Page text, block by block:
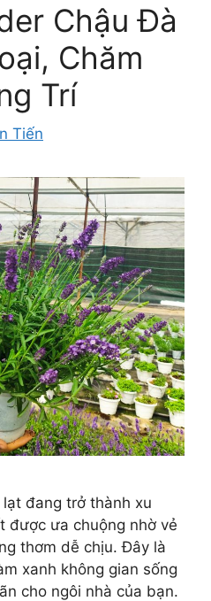
Chậu Đà
Chăm
Trí
Tiến
đang trở thành xu
được ưa chuộng nhờ vẻ
thơm dễ chịu. Đây là
xanh không gian sống
cho ngôi nhà của bạn.